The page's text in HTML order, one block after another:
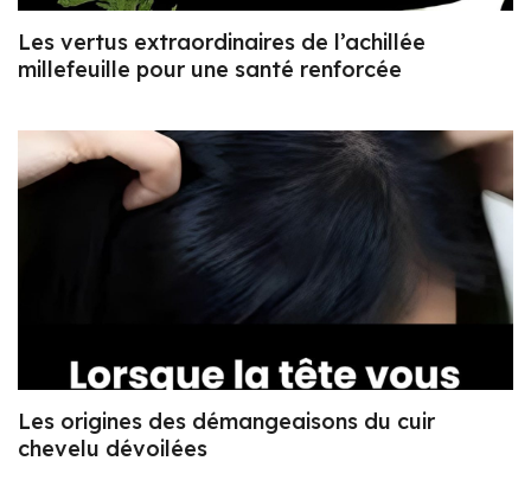
Les vertus extraordinaires de l’achillée
millefeuille pour une santé renforcée
Les origines des démangeaisons du cuir
chevelu dévoilées